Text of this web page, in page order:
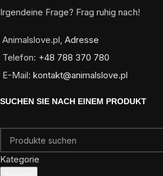
Irgendeine Frage? Frag ruhig nach!
Animalslove.pl, Adresse
Telefon: +48 788 370 780
E-Mail: kontakt@animalslove.pl
SUCHEN SIE NACH EINEM PRODUKT
Kategorie